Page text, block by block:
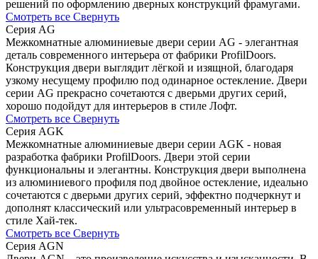
решений по оформлению дверных конструкций фрамугами.
Смотреть все Свернуть
Серия AG
Межкомнатные алюминиевые двери серии AG - элегантная
деталь современного интерьера от фабрики ProfilDoors.
Конструкция двери выглядит лёгкой и изящной, благодаря
узкому несущему профилю под одинарное остекление. Двери
серии AG прекрасно сочетаются с дверьми других серий,
хорошо подойдут для интерьеров в стиле Лофт.
Смотреть все Свернуть
Серия AGK
Межкомнатные алюминиевые двери серии AGK - новая
разработка фабрики ProfilDoors. Двери этой серии
функциональны и элегантны. Конструкция двери выполнена
из алюминиевого профиля под двойное остекление, идеально
сочетаются с дверьми других серий, эффектно подчеркнут и
дополнят классический или ультрасовременный интерьер в
стиле Хай-тек.
Смотреть все Свернуть
Серия AGN